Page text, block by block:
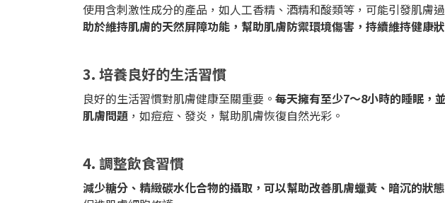
使用含刺激性成分的產品，如人工香精、酒精和酸類等，可能引發肌膚
助於維持肌膚的天然屏障功能，幫助肌膚防禦環境傷害，持續維持健康
3. 培養良好的生活習慣
良好的生活習慣對肌膚健康至關重要。 每天擁有至少7～8小時的睡眠，
肌膚問題 ，如痘痘、發炎，幫助肌膚恢復自然光彩。
4. 調整飲食習慣
減少糖分、精緻碳水化合物的攝取，可以幫助改善肌膚蠟黃、暗沉的狀態